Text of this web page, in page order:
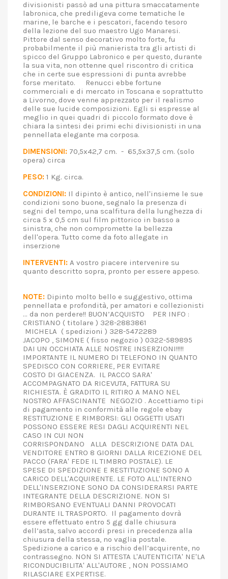
divisionisti passò ad una pittura smaccatamente
labronica, che prediligeva come tematiche le
marine, le barche e i pescatori, facendo tesoro
della lezione del suo maestro Ugo Manaresi.
Pittore dal senso decorativo molto forte, fu
probabilmente il più manierista tra gli artisti di
spicco del Gruppo Labronico e per questo, durante
la sua vita, non ottenne quel riscontro di critica
che in certe sue espressioni di punta avrebbe
forse meritato. Renucci ebbe fortune
commerciali e di mercato in Toscana e soprattutto
a Livorno, dove venne apprezzato per il realismo
delle sue lucide composizioni. Egli si espresse al
meglio in quei quadri di piccolo formato dove è
chiara la sintesi dei primi echi divisionisti in una
pennellata elegante ma corposa.
DIMENSIONI: 70,5x42,7 cm. - 65,5x37,5 cm. (solo
opera) circa
PESO: 1 Kg. circa.
CONDIZIONI: Il dipinto è antico, nell'insieme le sue
condizioni sono buone, segnalo la presenza di
segni del tempo, una scalfitura della lunghezza di
circa 5 x 0,5 cm sul film pittorico in basso a
sinistra, che non compromette la bellezza
dell'opera. Tutto come da foto allegate in
inserzione
INTERVENTI: A vostro piacere intervenire su
quanto descritto sopra, pronto per essere appeso.
NOTE: Dipinto molto bello e suggestivo, ottima
pennellata e profondità, per amatori e collezionisti
... da non perdere!! BUON’ACQUISTO PER INFO :
CRISTIANO ( titolare ) 328-2883861
MICHELA ( spedizioni ) 328-5472289
JACOPO , SIMONE ( fisso negozio ) 0322-589895
DAI UN OCCHIATA ALLE NOSTRE INSERZIONI!!!!!
IMPORTANTE IL NUMERO DI TELEFONO IN QUANTO
SPEDISCO CON CORRIERE, PER EVITARE
COSTO DI GIACENZA. IL PACCO SARA'
ACCOMPAGNATO DA RICEVUTA, FATTURA SU
RICHIESTA. È GRADITO IL RITIRO A MANO NEL
NOSTRO AFFASCINANTE NEGOZIO . Accettiamo tipi
di pagamento in conformità alle regole ebay
RESTITUZIONE E RIMBORSI: GLI OGGETTI USATI
POSSONO ESSERE RESI DAGLI ACQUIRENTI NEL
CASO IN CUI NON
CORRISPONDANO ALLA DESCRIZIONE DATA DAL
VENDITORE ENTRO 8 GIORNI DALLA RICEZIONE DEL
PACCO (FARA' FEDE IL TIMBRO POSTALE). LE
SPESE DI SPEDIZIONE E RESTITUZIONE SONO A
CARICO DELL'ACQUIRENTE. LE FOTO ALL'INTERNO
DELL'INSERZIONE SONO DA CONSIDERARSI PARTE
INTEGRANTE DELLA DESCRIZIONE. NON SI
RIMBORSANO EVENTUALI DANNI PROVOCATI
DURANTE IL TRASPORTO. Il pagamento dovrà
essere effettuato entro 5 gg dalle chiusura
dell’asta, salvo accordi presi in precedenza alla
chiusura della stessa, no vaglia postale.
Spedizione a carico e a rischio dell’acquirente, no
contrassegno. NON SI ATTESTA L'AUTENTICITA' NE'LA
RICONDUCIBILITA' ALL'AUTORE , NON POSSIAMO
RILASCIARE EXPERTISE.